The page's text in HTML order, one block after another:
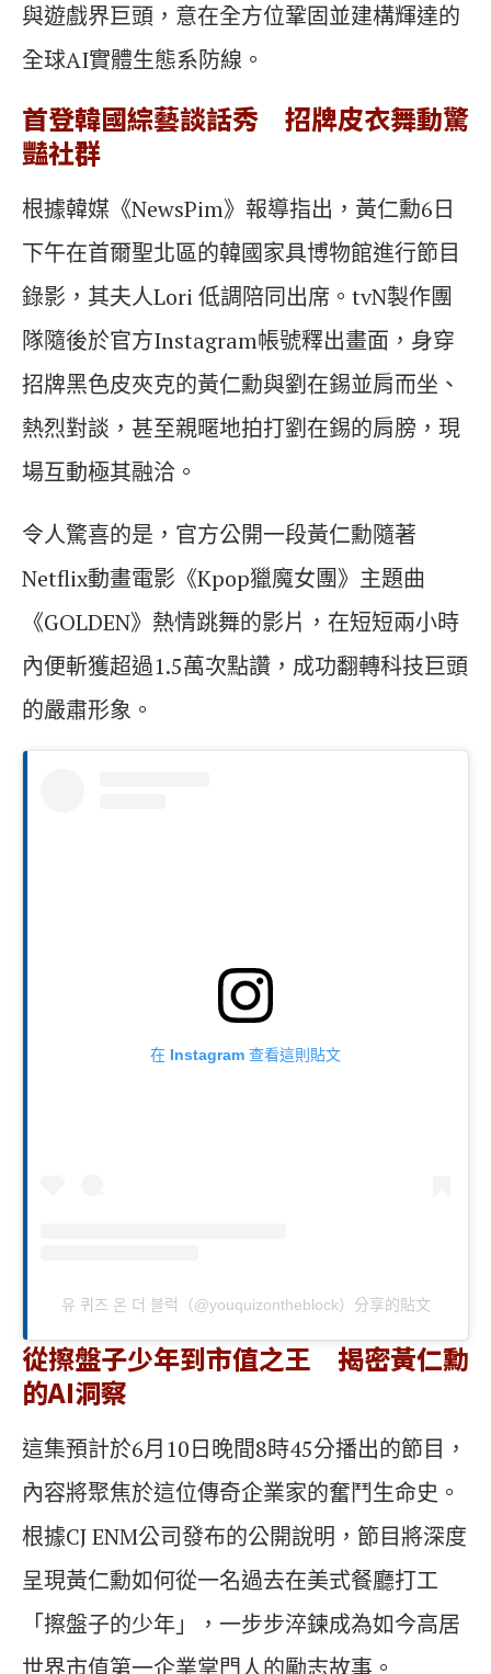
與遊戲界巨頭，意在全方位鞏固並建構輝達的
全球AI實體生態系防線。
首登韓國綜藝談話秀 招牌皮衣舞動驚
豔社群
根據韓媒《NewsPim》報導指出，黃仁勳6日
下午在首爾聖北區的韓國家具博物館進行節目
錄影，其夫人Lori 低調陪同出席。tvN製作團
隊隨後於官方Instagram帳號釋出畫面，身穿
招牌黑色皮夾克的黃仁勳與劉在錫並肩而坐、
熱烈對談，甚至親暱地拍打劉在錫的肩膀，現
場互動極其融洽。
令人驚喜的是，官方公開一段黃仁勳隨著
Netflix動畫電影《Kpop獵魔女團》主題曲
《GOLDEN》熱情跳舞的影片，在短短兩小時
內便斬獲超過1.5萬次點讚，成功翻轉科技巨頭
的嚴肅形象。
在 Instagram 查看這則貼文
유 퀴즈 온 더 블럭（@youquizontheblock）分享的貼文
從擦盤子少年到市值之王 揭密黃仁勳
的AI洞察
這集預計於6月10日晚間8時45分播出的節目，
內容將聚焦於這位傳奇企業家的奮鬥生命史。
根據CJ ENM公司發布的公開說明，節目將深度
呈現黃仁勳如何從一名過去在美式餐廳打工
「擦盤子的少年」，一步步淬鍊成為如今高居
世界市值第一企業掌門人的勵志故事。